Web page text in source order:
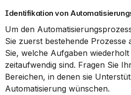
Identifikation von
Um den
Sie zuerst bestehende Prozesse
Sie, welche Aufgaben
zeitaufwendig sind. Fragen Sie
Bereichen, in denen sie
Automatisierung wünschen.